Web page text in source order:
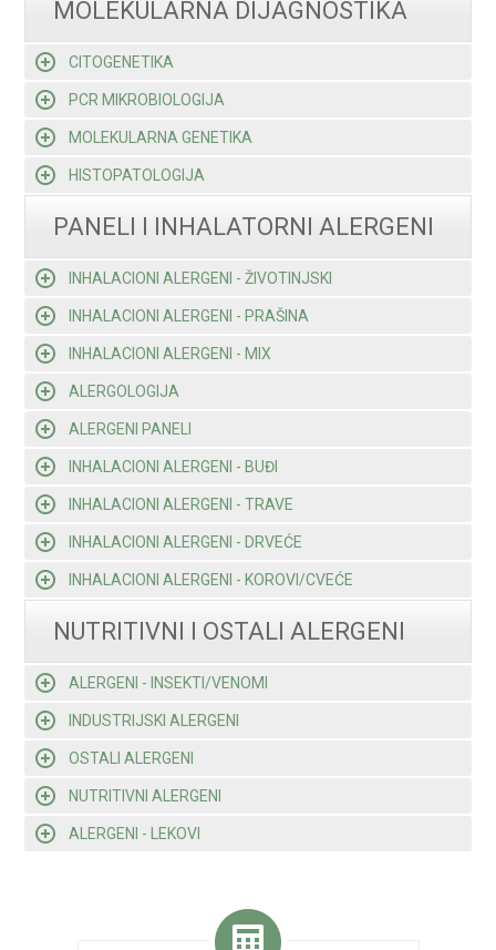
MOLEKULARNA DIJAGNOSTIKA
CITOGENETIKA
PCR MIKROBIOLOGIJA
MOLEKULARNA GENETIKA
HISTOPATOLOGIJA
PANELI I INHALATORNI ALERGENI
INHALACIONI ALERGENI - ŽIVOTINJSKI
INHALACIONI ALERGENI - PRAŠINA
INHALACIONI ALERGENI - MIX
ALERGOLOGIJA
ALERGENI PANELI
INHALACIONI ALERGENI - BUĐI
INHALACIONI ALERGENI - TRAVE
INHALACIONI ALERGENI - DRVEĆE
INHALACIONI ALERGENI - KOROVI/CVEĆE
NUTRITIVNI I OSTALI ALERGENI
ALERGENI - INSEKTI/VENOMI
INDUSTRIJSKI ALERGENI
OSTALI ALERGENI
NUTRITIVNI ALERGENI
ALERGENI - LEKOVI